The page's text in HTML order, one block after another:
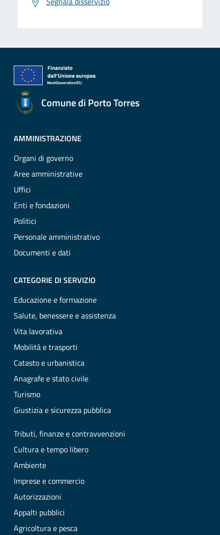
Comune di Porto Torres
AMMINISTRAZIONE
Organi di governo
Aree amministrative
Uffici
Enti e fondazioni
Politici
Personale amministrativo
Documenti e dati
CATEGORIE DI SERVIZIO
Educazione e formazione
Salute, benessere e assistenza
Vita lavorativa
Mobilità e trasporti
Catasto e urbanistica
Anagrafe e stato civile
Turismo
Giustizia e sicurezza pubblica
Tributi, finanze e contravvenzioni
Cultura e tempo libero
Ambiente
Imprese e commercio
Autorizzazioni
Appalti pubblici
Agricoltura e pesca